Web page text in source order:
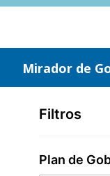
Saltar
Mirador de
Filtros
Plan de